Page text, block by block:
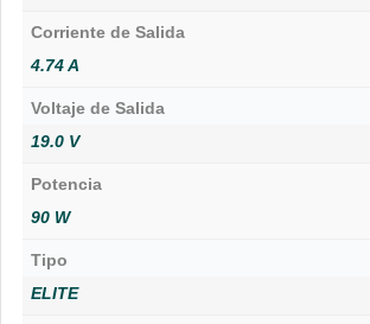
Corriente de Salida
4.74 A
Voltaje de Salida
19.0 V
Potencia
90 W
Tipo
ELITE